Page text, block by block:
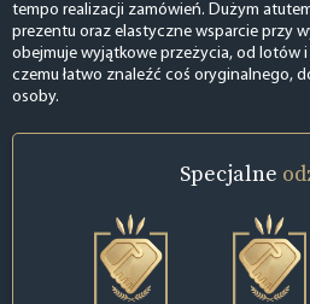
tempo realizacji zamówień. Dużym
prezentu oraz elastyczne wsparcie przy
obejmuje wyjątkowe przeżycia, od lotów
czemu łatwo znaleźć coś oryginalnego,
osoby.
Specjalne